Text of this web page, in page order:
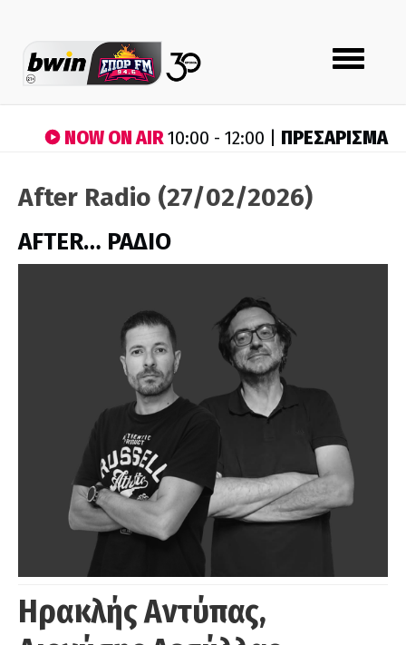
Toggle
navigation
NOW ON AIR10:00 - 12:00 | ΠΡΕΣΑΡΙΣΜΑ
After Radio (27/02/2026)
AFTER… ΡΑΔΙΟ
Ηρακλής Αντύπας,